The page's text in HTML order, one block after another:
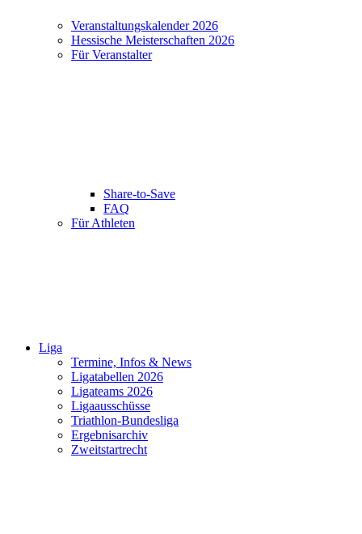
Veranstaltungskalender 2026
Hessische Meisterschaften 2026
Für Veranstalter
Share-to-Save
FAQ
Für Athleten
Liga
Termine, Infos & News
Ligatabellen 2026
Ligateams 2026
Ligaausschüsse
Triathlon-Bundesliga
Ergebnisarchiv
Zweitstartrecht